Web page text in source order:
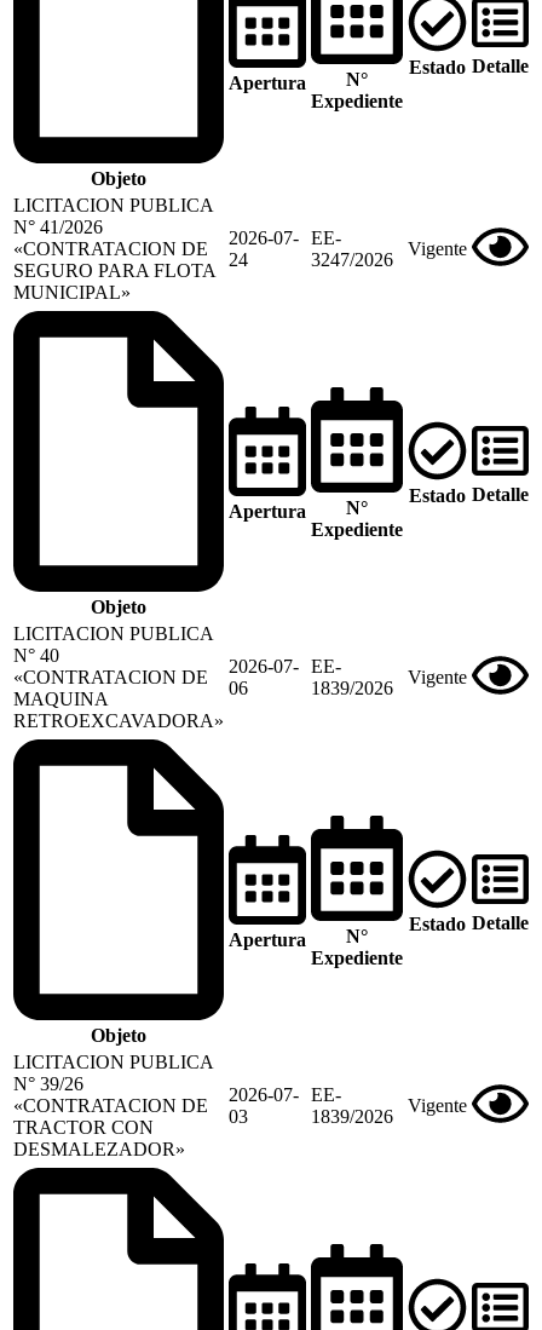
Objeto
Apertura
N°
Expediente
Estado Detalle
LICITACION PUBLICA
N° 41/2026
«CONTRATACION DE
SEGURO PARA FLOTA
MUNICIPAL»
2026-07-
24
EE-
3247/2026
Vigente
Objeto
Apertura
N°
Expediente
Estado Detalle
LICITACION PUBLICA
N° 40
«CONTRATACION DE
MAQUINA
RETROEXCAVADORA»
2026-07-
06
EE-
1839/2026
Vigente
Objeto
Apertura
N°
Expediente
Estado Detalle
LICITACION PUBLICA
N° 39/26
«CONTRATACION DE
TRACTOR CON
DESMALEZADOR»
2026-07-
03
EE-
1839/2026
Vigente